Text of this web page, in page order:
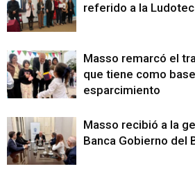
referido a la
Masso remarcó el
que tiene como
esparcimiento
Masso recibió a la
Banca Gobierno del